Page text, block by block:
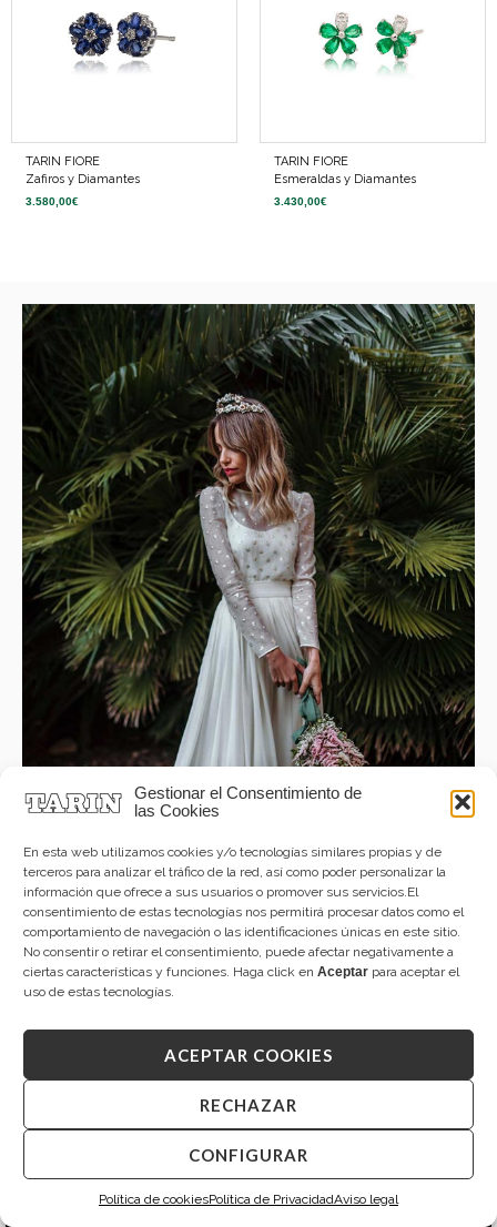
Gestionar el Consentimiento de
las Cookies
En esta web utilizamos cookies y/o tecnologías similares propias y de
terceros para analizar el tráfico de la red, así como poder personalizar la
información que ofrece a sus usuarios o promover sus servicios.El
consentimiento de estas tecnologías nos permitirá procesar datos como el
comportamiento de navegación o las identificaciones únicas en este sitio.
No consentir o retirar el consentimiento, puede afectar negativamente a
ciertas características y funciones. Haga click en Aceptar para aceptar el
uso de estas tecnologías.
ACEPTAR COOKIES
RECHAZAR
CONFIGURAR
Política de cookiesPolítica de PrivacidadAviso legal
TARIN FIORE
Zafiros y Diamantes
3.580,00€
TARIN FIORE
Esmeraldas y Diamantes
3.430,00€